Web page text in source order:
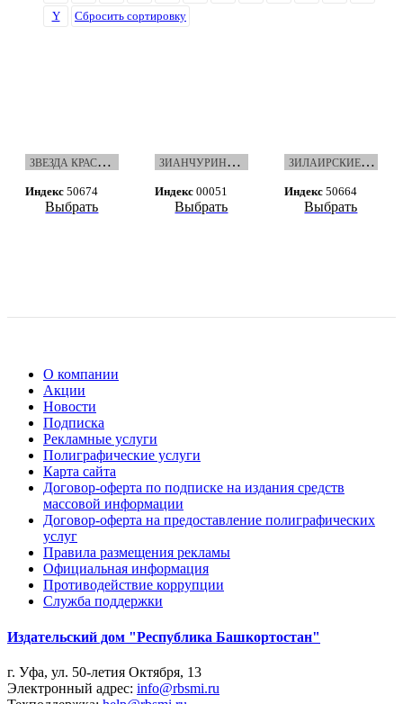
Ү
Сбросить сортировку
З
ВЕЗДА КРАСНОУСОЛЬСК
Индекс 50674
Выбрать
З
ИАНЧУРИНСКИЕ ЗОРИ
Индекс 00051
Выбрать
З
ИЛАИРСКИЕ ОГНИ
Индекс 50664
Выбрать
О компании
Акции
Новости
Подписка
Рекламные услуги
Полиграфические услуги
Карта сайта
Договор-оферта по подписке на издания средств
массовой информации
Договор-оферта на предоставление полиграфических
услуг
Правила размещения рекламы
Официальная информация
Противодействие коррупции
Cлужба поддержки
Издательский дом "Республика Башкортостан"
г. Уфа, ул. 50-летия Октября, 13
Электронный адрес: info@rbsmi.ru